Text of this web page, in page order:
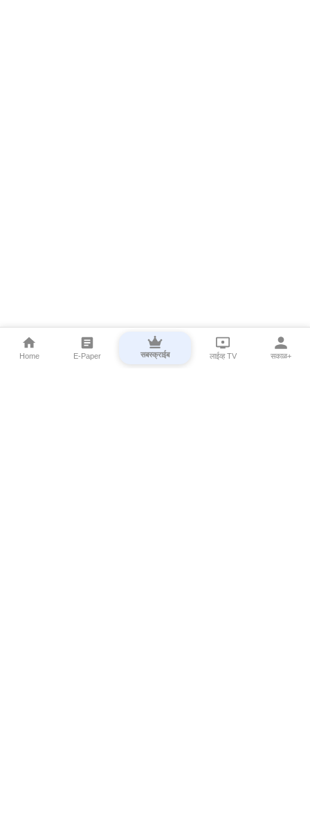
Home E-Paper सबस्क्राईब लाईव्ह TV सकाळ+